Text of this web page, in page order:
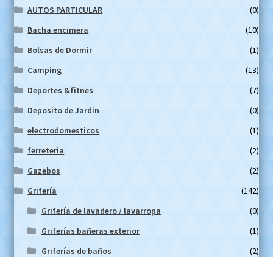
AUTOS PARTICULAR
(0)
Bacha encimera
(10)
Bolsas de Dormir
(1)
Camping
(13)
Deportes &fitnes
(7)
Deposito de Jardin
(0)
electrodomesticos
(1)
ferreteria
(2)
Gazebos
(2)
Grifería
(142)
Grifería de lavadero / lavarropa
(0)
Griferías bañeras exterior
(1)
Griferías de baños
(2)